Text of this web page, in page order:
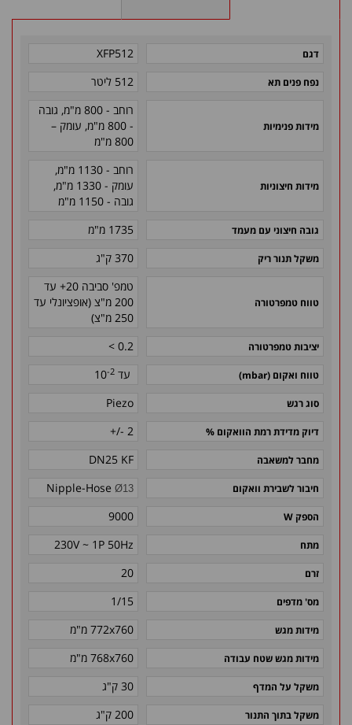
דגם XFP512
נפח פנים תא 512 ליטר
מידות פנימיות
רוחב - 800 מ"מ, גובה
- 800 מ"מ, עומק –
800 מ"מ
מידות חיצוניות
רוחב - 1130 מ"מ,
עומק - 1330 מ"מ,
גובה - 1150 מ"מ
גובה חיצוני עם מעמד 1735 מ"מ
משקל תנור ריק 370 ק"ג
טווח טמפרטורה
טמפ' סביבה 20+ עד
200 מ"צ (אופציונלי עד
250 מ"צ)
יציבות טמפרטורה 0.2 >
טווח ואקום (mbar) עד 10 -2
סוג רגש Piezo
דיוק מדידת רמת הוואקום % 2 -/+
מחבר למשאבה DN25 KF
חיבור לשבירת וואקום Nipple-Hose Ø13
הספק W 9000
מתח 230V ~ 1P 50Hz
זרם 20
מס' מדפים 1/15
מידות מגש 772x760 מ"מ
מידות מגש שטח עבודה 768x760 מ"מ
משקל על המדף 30 ק"ג
משקל בתוך התנור 200 ק"ג